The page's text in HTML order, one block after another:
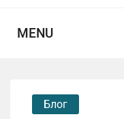
MENU
Блог